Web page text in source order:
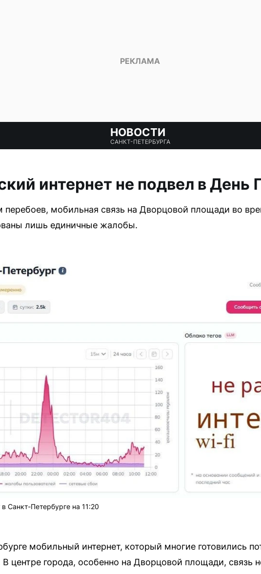
НОВОСТИ
САНКТ-ПЕТЕРБУРГА
интернет не подвел в День
мобильная связь на Дворцовой площади во
лишь единичные жалобы.
Санкт-Петербурге на 11:20
мобильный интернет, который многие готовились
центре города, особенно на Дворцовой площади, связь